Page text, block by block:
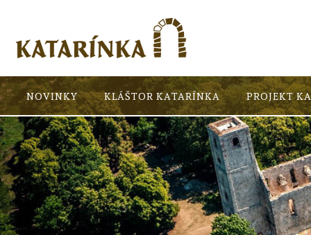
NOVINKY KLÁŠTOR KATARÍNKA PROJEKT